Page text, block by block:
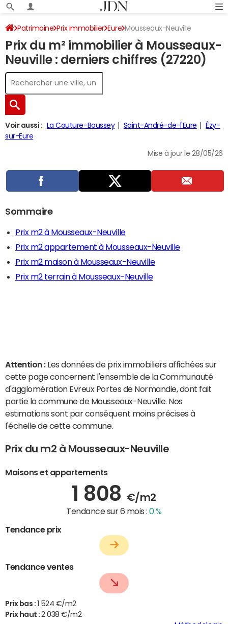
Patrimoine Prix immobilier Eure Mousseaux-Neuville
Prix du m² immobilier à Mousseaux-
Neuville : derniers chiffres (27220)
Voir aussi : La Couture-Boussey Saint-André-de-l'Eure
Ézy-
sur-Eure
Mise à jour le 28/05/26
Sommaire
Prix m2 à Mousseaux-Neuville
Prix m2 appartement à Mousseaux-Neuville
Prix m2 maison à Mousseaux-Neuville
Prix m2 terrain à Mousseaux-Neuville
Attention : Les données de prix immobiliers affichées sur
cette page concernent l'ensemble de la Communauté
d'agglomération Evreux Portes de Normandie, dont fait
partie la commune de Mousseaux-Neuville. Nos
estimations sont par conséquent moins précises à
l'échelle de cette commune.
Prix du m2 à Mousseaux-Neuville
Maisons et appartements
1 808 €/m2
Tendance sur 6 mois :0 %
Tendance prix
Tendance ventes
Prix bas :
1 524 €/m2
Prix haut :2 038 €/m2